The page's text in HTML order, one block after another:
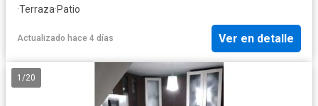
·Terraza·Patio
Actualizado hace 4 días Ver en detalle
1 /20